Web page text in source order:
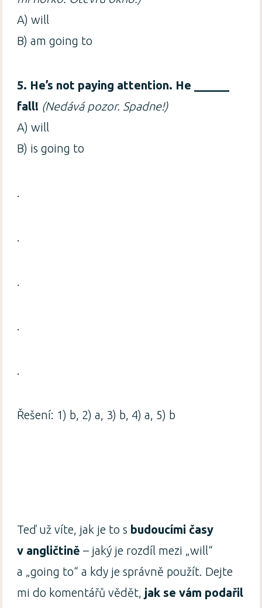
A) will
B) am going to
5. He’s not paying attention. He ______
fall! (Nedává pozor. Spadne!)
A) will
B) is going to
Řešení: 1) b, 2) a, 3) b, 4) a, 5) b
Teď už víte, jak je to s budoucími časy
v angličtině – jaký je rozdíl mezi „will“
a „going to“ a kdy je správně použít. Dejte
mi do komentářů vědět, jak se vám podařil